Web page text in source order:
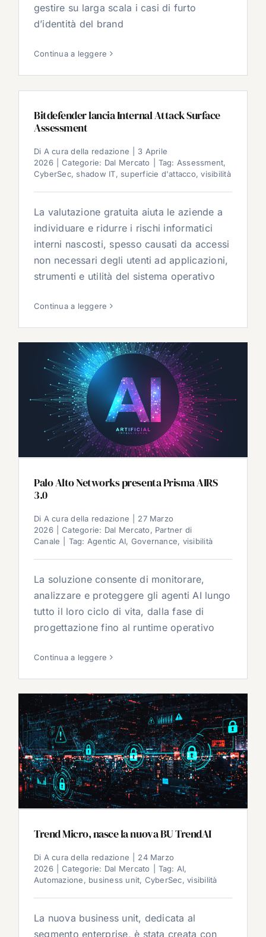
gestire su larga scala i casi di furto
d’identità del brand
Continua a leggere
Bitdefender lancia Internal Attack Surface
Assessment
Di A cura della redazione
3 Aprile
2026
Categorie: Dal Mercato Tag: Assessment,
CyberSec, shadow IT, superficie d'attacco,visibilità
La valutazione gratuita aiuta le aziende a
individuare e ridurre i rischi informatici
interni nascosti, spesso causati da accessi
non necessari degli utenti ad applicazioni,
strumenti e utilità del sistema operativo
Continua a leggere
Palo Alto Networks presenta Prisma AIRS
3.0
Di A cura della redazione
27 Marzo
2026
Categorie: Dal Mercato, Partner di
Canale
Tag: Agentic AI, Governance, visibilità
La soluzione consente di monitorare,
analizzare e proteggere gli agenti AI lungo
tutto il loro ciclo di vita, dalla fase di
progettazione fino al runtime operativo
Continua a leggere
Trend Micro, nasce la nuova BU TrendAI
Di A cura della redazione
24 Marzo
2026
Categorie: Dal Mercato Tag: AI,
Automazione, business unit, CyberSec,visibilità
La nuova business unit, dedicata al
segmento enterprise, è stata creata con